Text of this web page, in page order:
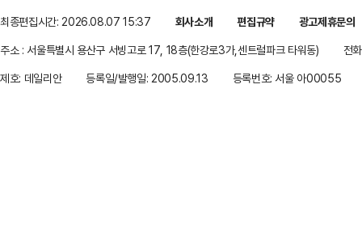
최종편집시간: 2026.08.07 15:37 회사소개 편집규약
광고제휴문의
주소 : 서울특별시 용산구 서빙고로 17, 18층(한강로3가,센트럴파크 타워동)
전
제호: 데일리안
등록일/발행일: 2005.09.13 등록번호: 서울 아00055